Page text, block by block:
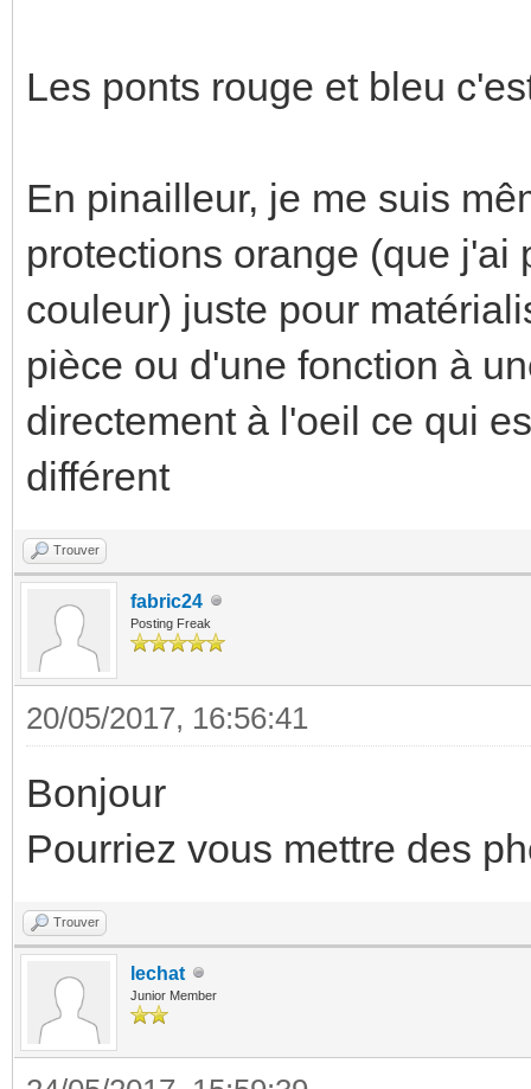
Les ponts rouge et bleu
En pinailleur, je me suis
protections orange (que j'ai
couleur) juste pour
pièce ou d'une fonction à
directement à l'oeil ce qui
différent
Trouver
fabric24
Posting Freak
20/05/2017, 16:56:41
Bonjour
Pourriez vous mettre des
Trouver
lechat
Junior Member